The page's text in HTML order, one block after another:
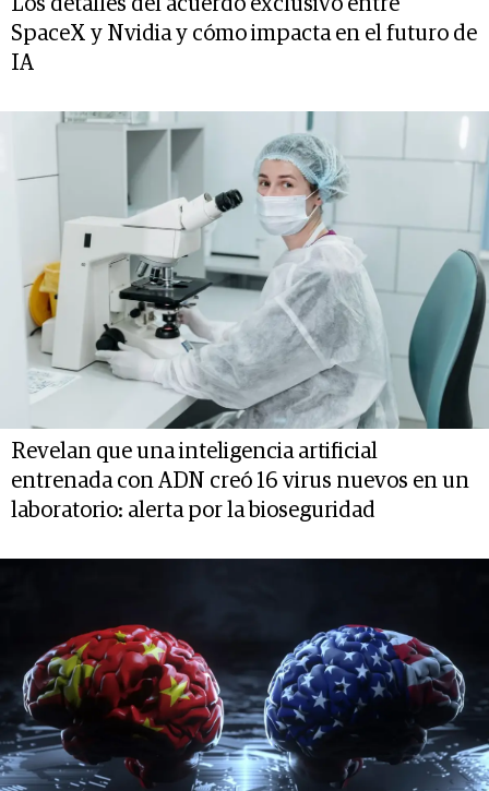
Los detalles del acuerdo exclusivo entre
SpaceX y Nvidia y cómo impacta en el futuro de
IA
Revelan que una inteligencia artificial
entrenada con ADN creó 16 virus nuevos en un
laboratorio: alerta por la bioseguridad